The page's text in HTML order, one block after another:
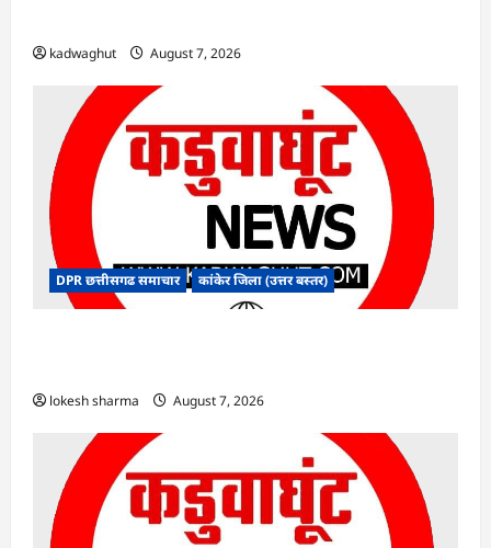
kadwaghut August 7, 2026
DPR छत्तीसगढ समाचार कांकेर जिला (उत्तर बस्तर)
lokesh sharma August 7, 2026